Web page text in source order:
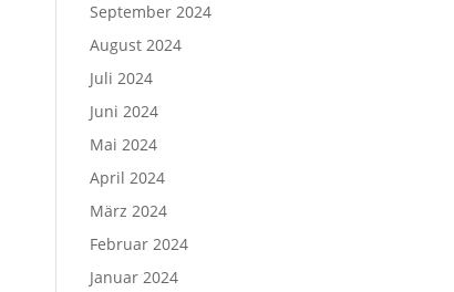
September 2024
August 2024
Juli 2024
Juni 2024
Mai 2024
April 2024
März 2024
Februar 2024
Januar 2024